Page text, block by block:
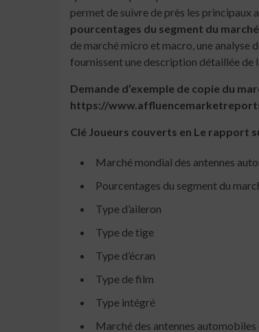
permet de suivre de près les principaux
pourcentages du segment du
de marché micro et macro, une analyse
fournissent une description détaillée de
Demande d’exemple de copie du
https://
Clé Joueurs couverts en Le rapport
Marché mondial des antennes
Pourcentages du segment du
Type d’aileron
Type de tige
Type d’écran
Type de film
Type intégré
Marché des antennes